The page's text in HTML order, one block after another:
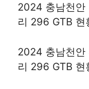
2024 충남천안
리 296 GTB 현
2024 충남천안
리 296 GTB 현